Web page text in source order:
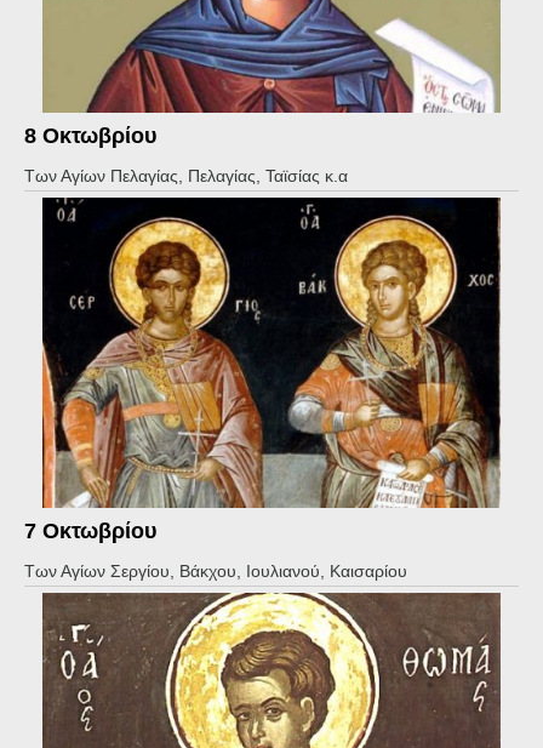
8 Οκτωβρίου
Των Αγίων Πελαγίας, Πελαγίας, Ταϊσίας κ.α
7 Οκτωβρίου
Των Αγίων Σεργίου, Βάκχου, Ιουλιανού, Καισαρίου